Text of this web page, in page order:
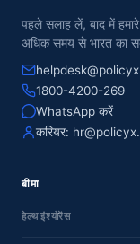
पहले सलाह लें, बाद में
अधिक समय से भारत का
1800-4200-269
WhatsApp करें
करियर:
बीमा
हेल्थ इंश्योरेंस